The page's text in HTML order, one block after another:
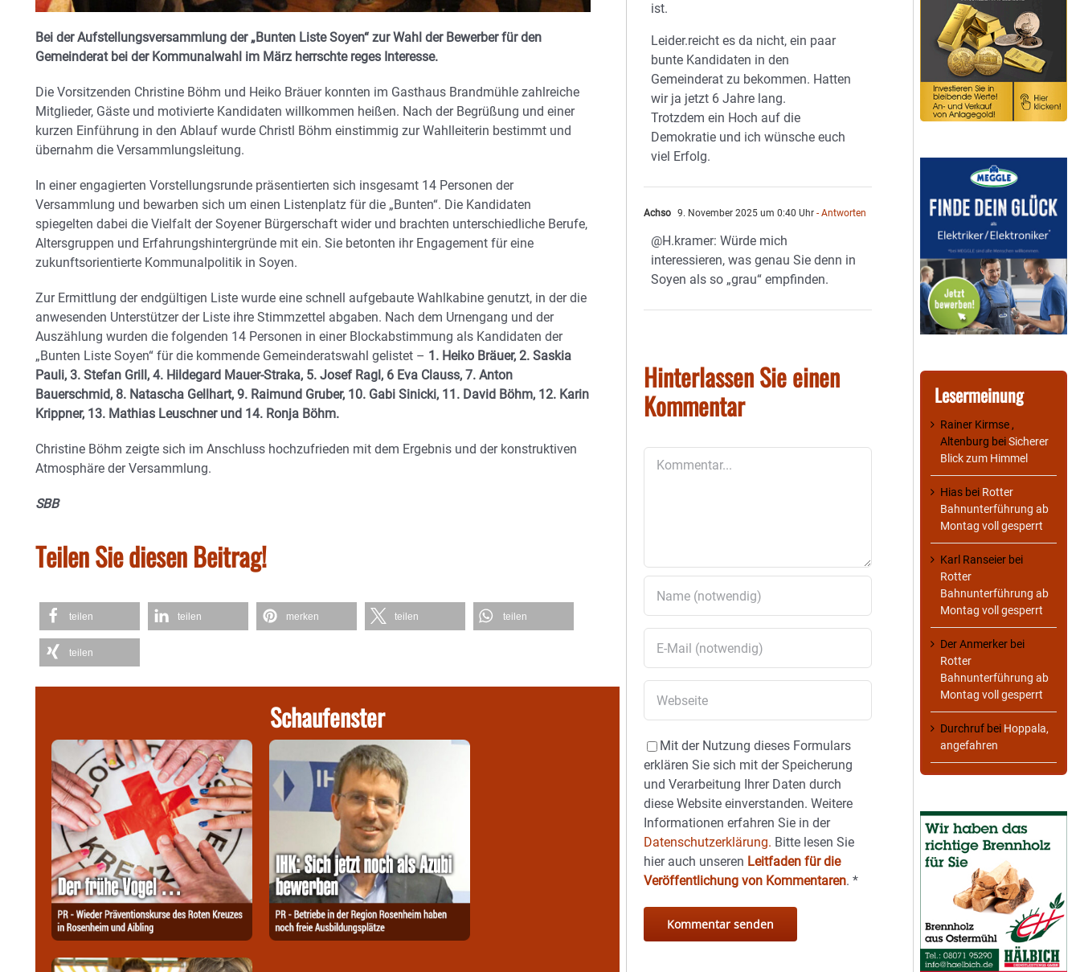
Bei der Aufstellungsversammlung der „Bunten Liste Soyen“ zur Wahl der Bewerber für den
Gemeinderat bei der Kommunalwahl im März herrschte reges Interesse.
Die Vorsitzenden Christine Böhm und Heiko Bräuer konnten im Gasthaus Brandmühle zahlreiche
Mitglieder, Gäste und motivierte Kandidaten willkommen heißen. Nach der Begrüßung und einer
kurzen Einführung in den Ablauf wurde Christl Böhm einstimmig zur Wahlleiterin bestimmt und
übernahm die Versammlungsleitung.
In einer engagierten Vorstellungsrunde präsentierten sich insgesamt 14 Personen der
Versammlung und bewarben sich um einen Listenplatz für die „Bunten“. Die Kandidaten
spiegelten dabei die Vielfalt der Soyener Bürgerschaft wider und brachten unterschiedliche Berufe,
Altersgruppen und Erfahrungshintergründe mit ein. Sie betonten ihr Engagement für eine
zukunftsorientierte Kommunalpolitik in Soyen.
Zur Ermittlung der endgültigen Liste wurde eine schnell aufgebaute Wahlkabine genutzt, in der die
anwesenden Unterstützer der Liste ihre Stimmzettel abgaben. Nach dem Urnengang und der
Auszählung wurden die folgenden 14 Personen in einer Blockabstimmung als Kandidaten der
„Bunten Liste Soyen“ für die kommende Gemeinderatswahl gelistet – 1. Heiko Bräuer, 2. Saskia
Pauli, 3. Stefan Grill, 4. Hildegard Mauer-Straka, 5. Josef Ragl, 6 Eva Clauss, 7. Anton
Bauerschmid, 8. Natascha Gellhart, 9. Raimund Gruber, 10. Gabi Sinicki, 11. David Böhm, 12. Karin
Krippner, 13. Mathias Leuschner und 14. Ronja Böhm.
Christine Böhm zeigte sich im Anschluss hochzufrieden mit dem Ergebnis und der konstruktiven
Atmosphäre der Versammlung.
SBB
Teilen Sie diesen Beitrag!
teilen teilen merken teilen teilen
teilen
Schaufenster
ist.
Leider.reicht es da nicht, ein paar
bunte Kandidaten in den
Gemeinderat zu bekommen. Hatten
wir ja jetzt 6 Jahre lang.
Trotzdem ein Hoch auf die
Demokratie und ich wünsche euch
viel Erfolg.
Achso 9. November 2025 um 0:40 Uhr - Antworten
@H.kramer: Würde mich
interessieren, was genau Sie denn in
Soyen als so „grau“ empfinden.
Hinterlassen Sie einen
Kommentar
Mit der Nutzung dieses Formulars
erklären Sie sich mit der Speicherung
und Verarbeitung Ihrer Daten durch
diese Website einverstanden. Weitere
Informationen erfahren Sie in der
Datenschutzerklärung. Bitte lesen Sie
hier auch unseren Leitfaden für die
Veröffentlichung von Kommentaren.*
Lesermeinung
Rainer Kirmse ,
Altenburg beiSicherer
Blick zum Himmel
Hias bei Rotter
Bahnunterführung ab
Montag voll gesperrt
Karl Ranseier bei
Rotter
Bahnunterführung ab
Montag voll gesperrt
Der Anmerker bei
Rotter
Bahnunterführung ab
Montag voll gesperrt
Durchruf bei Hoppala,
angefahren